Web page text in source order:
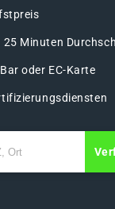
25 Minuten
oder EC-Karte